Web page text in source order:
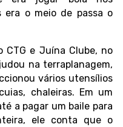
era o meio de passa o
e Juína Clube, no
na terraplanagem,
vários utensílios
chaleiras. Em um
a pagar um baile para
ele conta que o